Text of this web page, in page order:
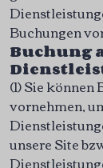
Buchungen
Buchung
(1) Sie können
vornehmen,
unsere Site